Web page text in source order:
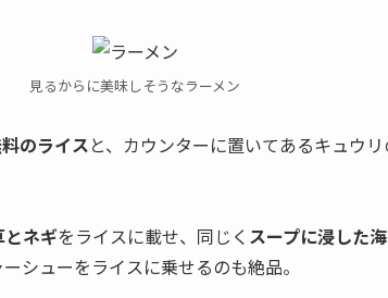
見るからに美味しそうなラーメン
のライスと、カウンターに置いてあるキュウリ
ネギをライスに載せ、同じく スープに浸した
シューをライスに乗せるのも絶品。